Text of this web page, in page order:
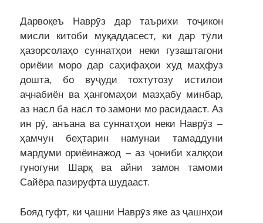
Дарвоқеъ Наврӯз дар таърихи тоҷикон
мисли китоби муқаддасест, ки дар тӯли
ҳазорсолаҳо суннатҳои неки гузаштагони
ориёии моро дар саҳифаҳои худ маҳфуз
дошта, бо вуҷуди тохтутозу истилои
аҷнабиён ва ҳангомаҳои мазҳабу минбар,
аз насл ба насл то замони мо расидааст. Аз
ин рӯ, анъана ва суннатҳои неки Наврӯз –
ҳамчун беҳтарин намунаи тамаддуни
мардуми ориёинажод – аз ҷониби халқҳои
гуногуни Шарқ ва айни замон тамоми
Сайёра пазируфта шудааст.
Бояд гуфт, ки ҷашни Наврӯз яке аз ҷашнҳои